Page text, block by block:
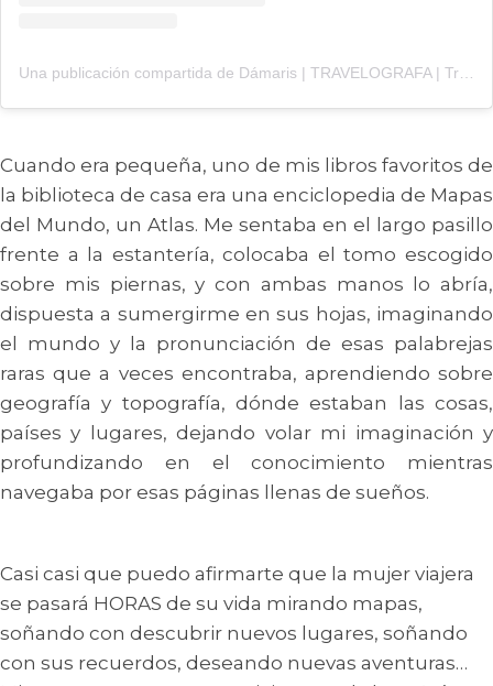
Una publicación compartida de Dámaris | TRAVELOGRAFA | Travel Adventure Lifestyle (@travelografa)
Cuando era pequeña, uno de mis libros favoritos de
la biblioteca de casa era una enciclopedia de Mapas
del Mundo, un Atlas. Me sentaba en el largo pasillo
frente a la estantería, colocaba el tomo escogido
sobre mis piernas, y con ambas manos lo abría,
dispuesta a sumergirme en sus hojas, imaginando
el mundo y la pronunciación de esas palabrejas
raras que a veces encontraba, aprendiendo sobre
geografía y topografía, dónde estaban las cosas,
países y lugares, dejando volar mi imaginación y
profundizando en el conocimiento mientras
navegaba por esas páginas llenas de sueños.
Casi casi que puedo afirmarte que la mujer viajera
se pasará HORAS de su vida mirando mapas,
soñando con descubrir nuevos lugares, soñando
con sus recuerdos, deseando nuevas aventuras…